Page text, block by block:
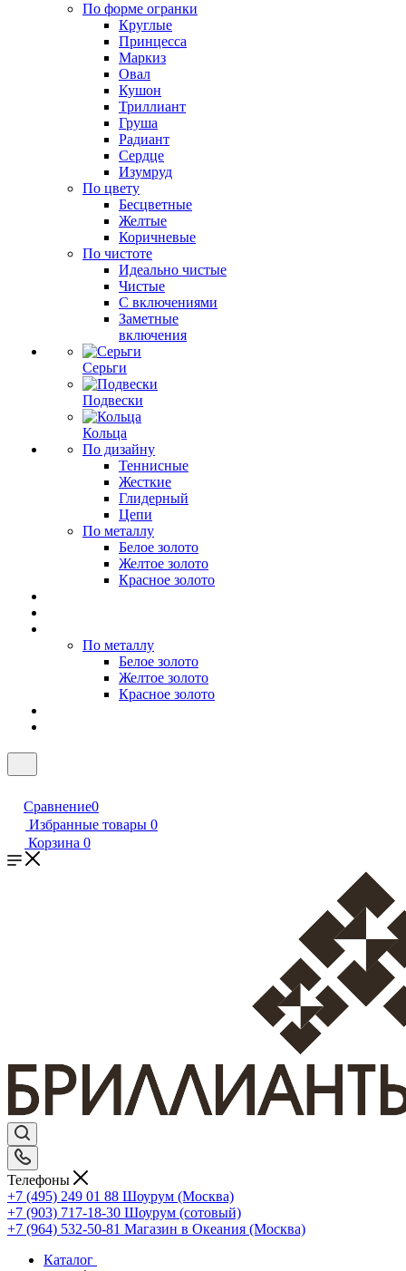
По форме огранки
Круглые
Принцесса
Маркиз
Овал
Кушон
Триллиант
Груша
Радиант
Сердце
Изумруд
По цвету
Бесцветные
Желтые
Коричневые
По чистоте
Идеально чистые
Чистые
С включениями
Заметные
включения
Серьги
Подвески
Кольца
По дизайну
Теннисные
Жесткие
Глидерный
Цепи
По металлу
Белое золото
Желтое золото
Красное золото
По металлу
Белое золото
Желтое золото
Красное золото
Сравнение0
Избранные товары 0
Корзина 0
Телефоны
+7 (495) 249 01 88 Шоурум (Москва)
+7 (903) 717-18-30 Шоурум (сотовый)
+7 (964) 532-50-81 Магазин в Океания (Москва)
Каталог